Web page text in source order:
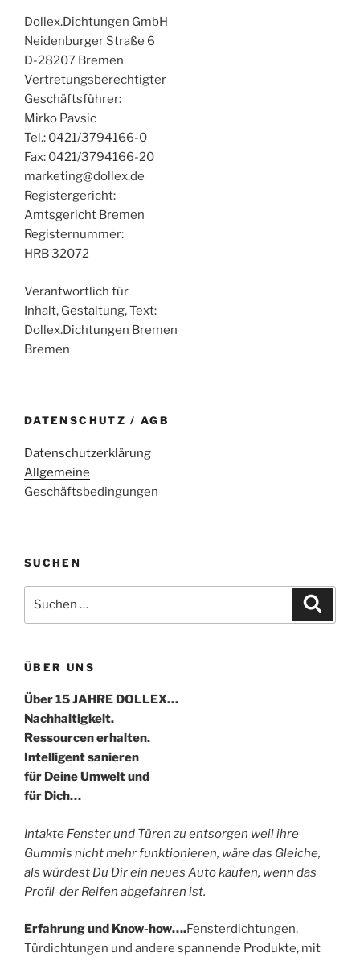
Dollex.Dichtungen GmbH
Neidenburger Straße 6
D-28207 Bremen
Vertretungsberechtigter
Geschäftsführer:
Mirko Pavsic
Tel.: 0421/3794166-0
Fax: 0421/3794166-20
marketing@dollex.de
Registergericht:
Amtsgericht Bremen
Registernummer:
HRB 32072
Verantwortlich für
Inhalt, Gestaltung, Text:
Dollex.Dichtungen Bremen
Bremen
DATENSCHUTZ / AGB
Datenschutzerklärung
Allgemeine
Geschäftsbedingungen
SUCHEN
nach:
ÜBER UNS
Über 15 JAHRE DOLLEX…
Nachhaltigkeit.
Ressourcen erhalten.
Intelligent sanieren
für Deine Umwelt und
für Dich…
Intakte Fenster und Türen zu entsorgen weil ihre
Gummis nicht mehr funktionieren, wäre das Gleiche,
als würdest Du Dir ein neues Auto kaufen, wenn das
Profil der Reifen abgefahren ist.
Erfahrung und Know-how….Fensterdichtungen,
Türdichtungen und andere spannende Produkte, mit